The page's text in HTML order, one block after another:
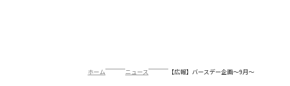
ホーム ニュース 【広報】バースデー企画～9月～